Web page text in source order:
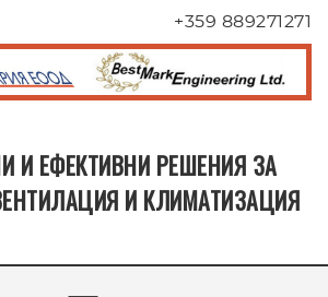
+359 889271271
И ЕФЕКТИВНИ РЕШЕНИЯ ЗА
И КЛИМАТИЗАЦИЯ